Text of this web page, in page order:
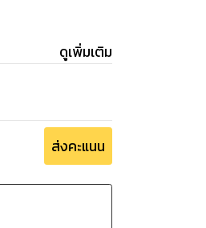
ดูเพิ่มเติม
ส่งคะแนน